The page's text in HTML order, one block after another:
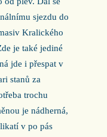
sjezdu do
Kralického
je také jediné
jde i přespat v
stanů za
trochu
je nádherná,
v po pás